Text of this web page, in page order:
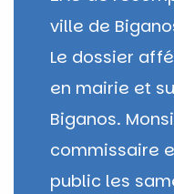
ville de
Le dossier
en mairie et
Biganos.
commissaire
public les